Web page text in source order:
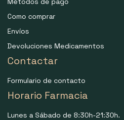
Como comprar
Envíos
Devoluciones Medicamentos
Contactar
Formulario de contacto
Horario Farmacia
Lunes a Sábado de 8:30h-21:30h.